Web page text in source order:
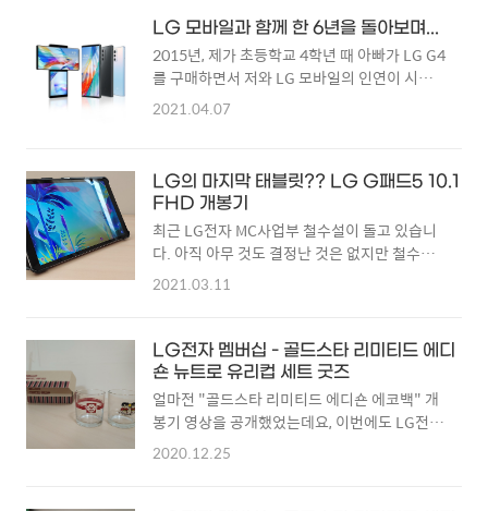
네요. 물방울 카메라, 3D 아크 디자인 디자인에
중점을 둔 VELVET 답게 디자인은 끝판왕이에요
ㅎㅎ VELVET 하면..
요. V10, G5 tommyt.tistory.com LG전자 MC
사업본부 철수에 따른 슬픔이 채 가시기 전에 좋
은 소식이 발표되었습니다! LG전자가 2019년
출시된 모델부터 OS 업그레이드 지원을 최대 3
년까지 지원해주기로 약속했습니다🎉🎉 기존
래그십 모델은 3년, 일부 보급형 모델은 2년으
로 연장되었습니다ㅏㅏㅏ Android 11 업데이
트 예정 모델 G8 V50 V50S VE..
LG 모바일과 함께 한 6년을 돌아보며...
2015년, 제가 초등학교 4학년 때 아빠가 LG G4
를 구매하면서 저와 LG 모바일의 인연이 시작
되었습니다. 그전부터 LG전자는 좋아했지만
바일의 팬이 되었고 당시 스마트폰이 없었던 저
는 LG Stylus2를 사고 싶었습니다. 이후 엄마
도 폰을 G4로 바꾸게 됩니다. 그렇게 시간이 지
나고 초등 6학년이 되어 드디어 제 첫 스마트폰
LG X300을 구매하게 되었습니다! 원래는 한 등
급 위의 X400을 쓰고 싶었지만 엄마가 첫 폰이
변경하며 계속 LG family(?)를 유지하였죠. 엄
마의 G7 ThinQ 아..
2021.04.07
LG의 마지막 태블릿?? LG G패드5 10.1
FHD 개봉기
최근 LG전자 MC사업부 철수설이 돌고 있습니
다. 아직 아무 것도 결정난 것은 없지만 철수나
사업축소로 방향을 잡는다면 더 이상 LG의 태
출시된 LG G Pad 5 10.1 FHD WiFi (LM-
T605) 모델을 구매했습니다. 후면은 실버 단일
색상입니다. 10.1형 1920x1200 디스플레이 /
퀄컴 스냅드래곤 821 / 4GB RAM / 32GB
ROM 8,200mAh 배터리 / 8MP 후면카메라 /
5MP 전면카메라 등의 사양입니다. 배터리 용량
2021.03.11
LG전자 멤버십 - 골드스타 리미티드 에디
숀 뉴트로 유리컵 세트 굿즈
얼마전 "골드스타 리미티드 에디숀 에코백" 개
봉기 영상을 공개했었는데요, 이번에도 LG전자
멤버십 앱에서 당첨된 [LG 트롬 스타일러 블랙
2020.12.25